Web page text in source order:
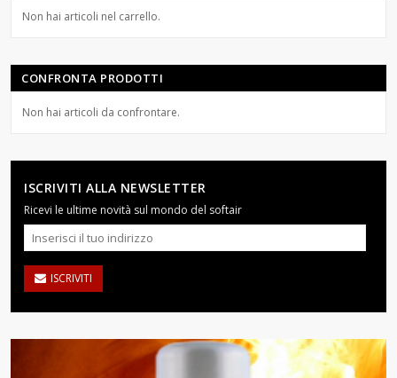
Non hai articoli nel carrello.
CONFRONTA PRODOTTI
Non hai articoli da confrontare.
ISCRIVITI ALLA NEWSLETTER
Ricevi le ultime novità sul mondo del softair
ISCRIVITI